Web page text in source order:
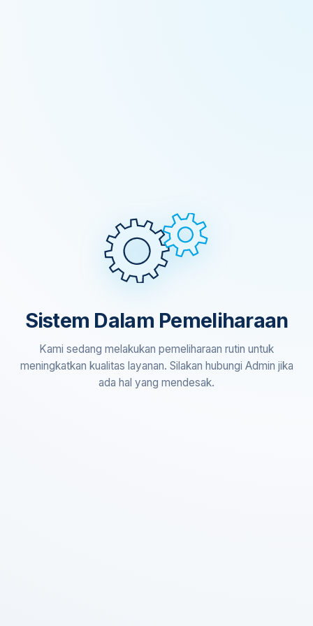
Sistem Dalam Pemeliharaan
Kami sedang melakukan pemeliharaan rutin untuk
meningkatkan kualitas layanan. Silakan hubungi Admin jika
ada hal yang mendesak.